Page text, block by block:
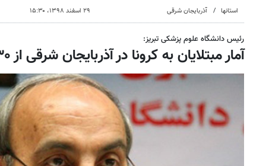
استانها آذربایجان شرقی ۲۹ اسفند ۱۳۹۸، ۱۵:۳۰
رئیس دانشگاه علوم پزشکی تبریز:
آمار مبتلایان به کرونا در آذربایجان شرقی از ۶۳۰ نفر عبور کرد